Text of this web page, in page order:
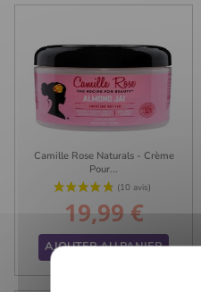
Camille Rose Naturals - Crème
Pour...
Prix
19,99 €
AJOUTER AU PANIER